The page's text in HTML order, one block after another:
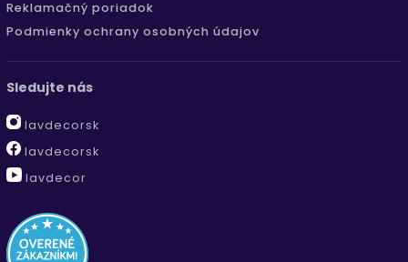
Reklamačný poriadok
Podmienky ochrany osobných údajov
Sledujte nás
lavdecorsk
lavdecorsk
lavdecor